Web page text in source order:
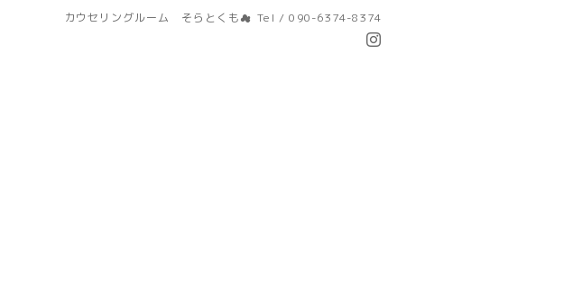
カウセリングルーム そらとくも☁ Tel / 090-6374-8374